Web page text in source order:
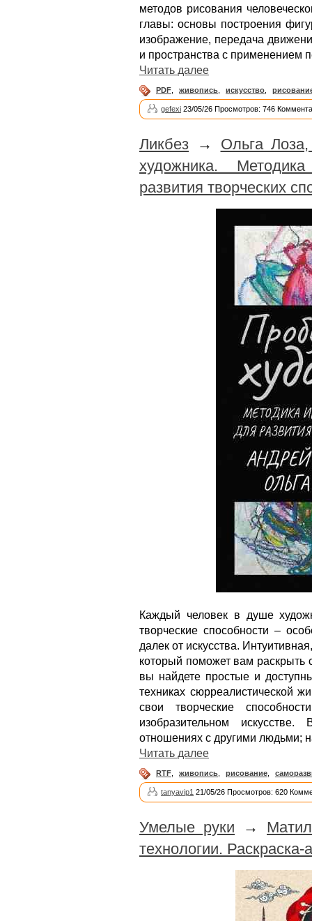
методов рисования
главы: основы построения
изображение, передача
и пространства с применением
Читать далее
PDF живопись искусство
gefexi 23/05/26 Просмотров: 746
Ликбез → Ольга
художника.
развития творческих
Каждый человек в душе
творческие способности –
далек от искусства.
который поможет вам раскрыть
вы найдете простые и
техниках сюрреалистической
свои творческие
изобразительном
отношениях с другими людьми;
Читать далее
RTF живопись рисование
tanyavip1 21/05/26 Просмотров: 620
Умелые руки →
технологии. Раскраска-